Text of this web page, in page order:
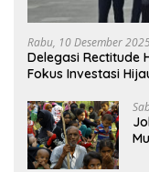
Rabu, 10 Desember
Delegasi Rectitude
Fokus Investasi